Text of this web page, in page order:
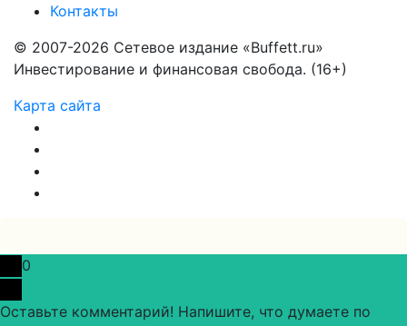
Контакты
© 2007-2026 Сетевое издание «Buffett.ru»
Инвестирование и финансовая свобода. (16+)
Карта сайта
0
Оставьте комментарий! Напишите, что думаете по